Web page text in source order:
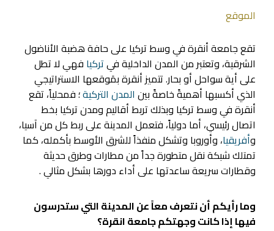
الموقع
تقع جامعة أنقرة في وسط تركيا على حافة هضبة الأناضول
الشرقية، وتعتبر من المدن الداخلية فيتركيا فهي لا تطل
على أية سواحل أو بحار. تتميز أنقرة بمَوقعها الاستراتيجي
الذي أكسبها أهميةً خاصةً بين المدن التركية؛ فمحلياً، تقع
أنقرة في وسط تركيا وبذلك تربط أقاليم ومدن تركيا بخط
اتصال رئيسي، أما دولياً، فتعمل المدينة على ربط كل من آسيا،
وأفريقيا، وأوروبا وتشكل منفذاً للشرق الأوسط بأكمله، كما
تمتلك شبكة نقل متطورة جداً من مطارات وطرق حديثة
وقطارات سريعة ساعدتها على أداء دورها بشكل مثالي .
وما رأيكم أن نتعرف معاً عن المدينة التي ستدرسون
فيها إذا كانت وجهتكم جامعة انقرة؟